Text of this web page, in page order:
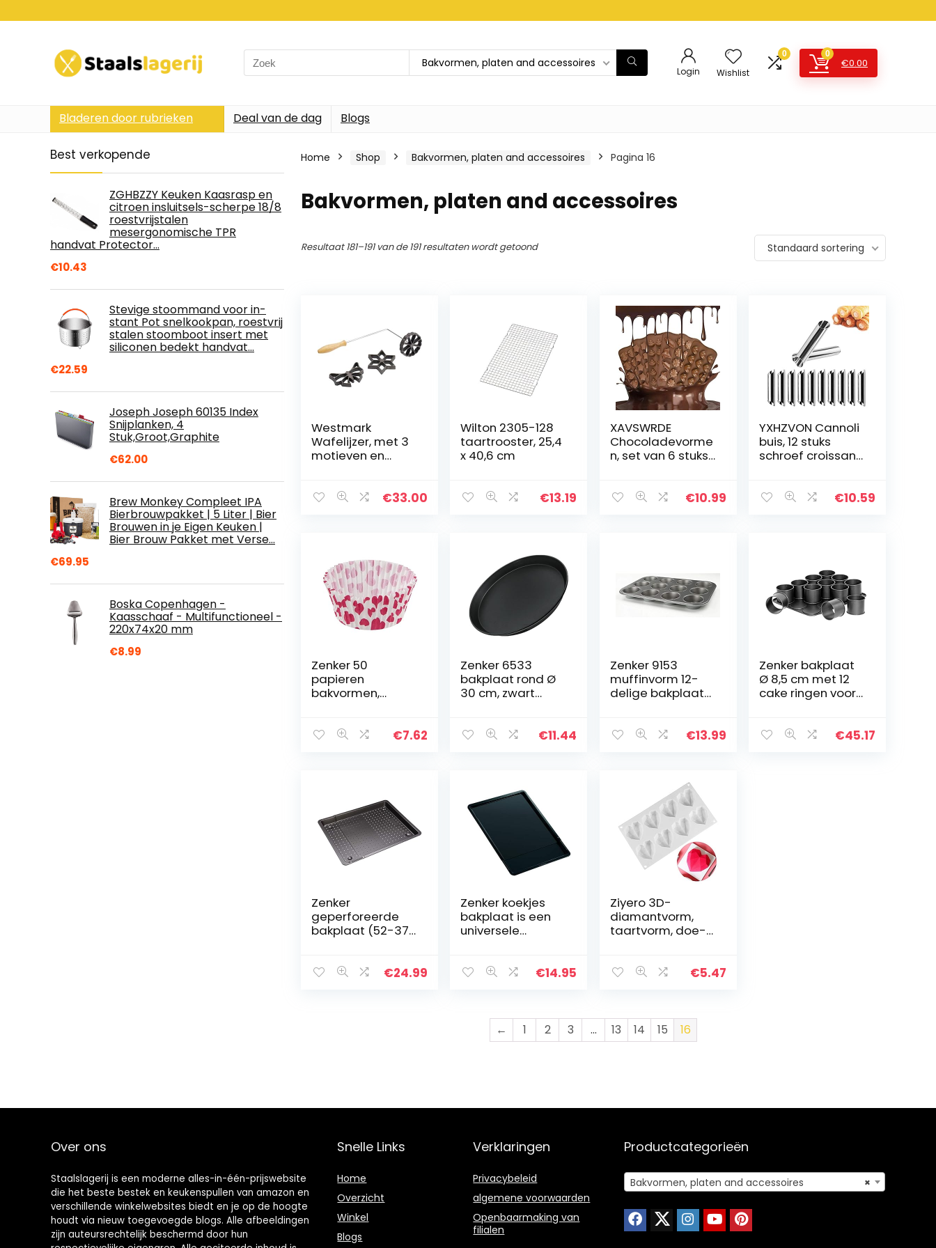
Search
for:
Bakvormen, platen and accessoires
Login Wishlist
0 0
€0.00
Bladeren door rubrieken Deal van de dag Blogs
Best verkopende
ZGHBZZY Keuken Kaasrasp en
citroen insluitsels-scherpe 18/8
roestvrijstalen
mesergonomische TPR
handvat Protector…
€10.43
Stevige stoommand voor in-
stant Pot snelkookpan, roestvrij
stalen stoomboot insert met
siliconen bedekt handvat…
€22.59
Joseph Joseph 60135 Index
Snijplanken, 4
Stuk,Groot,Graphite
€62.00
Brew Monkey Compleet IPA
Bierbrouwpakket | 5 Liter | Bier
Brouwen in je Eigen Keuken |
Bier Brouw Pakket met Verse…
€69.95
Boska Copenhagen -
Kaasschaaf - Multifunctioneel -
220x74x20 mm
€8.99
Home Shop Bakvormen, platen and accessoires Pagina 16
Bakvormen, platen and accessoires
Resultaat 181–191 van de 191 resultaten wordt getoond Standaard sortering
Westmark
Wafelijzer, met 3
motieven en
cm groot,
€33.00
Wilton 2305-128
taartrooster, 25,4
x 40,6 cm
€13.19
XAVSWRDE
Chocoladevorme
n, set van 6 stuks,
siliconenvormen,
€10.99
YXHZVON Cannoli
buis, 12 stuks
schroef croissant
stel, roestvrij
€10.59
Zenker 50
papieren
bakvormen,
meerkleurig, Ø 50
€7.62
Zenker 6533
bakplaat rond Ø
30 cm, zwart
€11.44
Zenker 9153
muffinvorm 12-
delige bakplaat
&, cupcakes,
€13.99
Zenker bakplaat
Ø 8,5 cm met 12
cake ringen voor
taartvorm met
€45.17
Zenker
geperforeerde
bakplaat (52-37
uittrekbaar en
€24.99
Zenker koekjes
bakplaat is een
universele
metallic en de
€14.95
Ziyero 3D-
diamantvorm,
taartvorm, doe-
zeepvormen,
€5.47
← 1 2 3 … 13 14 15 16
Over ons
Staalslagerij is een moderne alles-in-één-prijswebsite
die het beste bestek en keukenspullen van amazon en
verschillende winkelwebsites biedt en je op de hoogte
houdt via nieuw toegevoegde blogs. Alle afbeeldingen
zijn auteursrechtelijk beschermd door hun
Snelle Links
Home
Overzicht
Winkel
Blogs
Verklaringen
Privacybeleid
algemene voorwaarden
Openbaarmaking van
filialen
Productcategorieën
×
Bakvormen, platen and accessoires